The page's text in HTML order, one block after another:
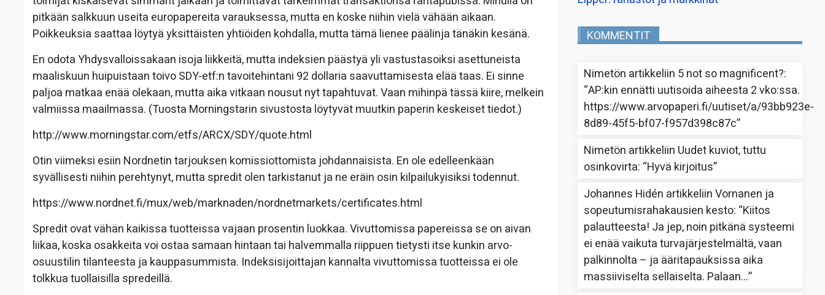
pitkään salkkuun useita europapereita varauksessa, mutta en koske niihin vielä vähään aikaan.
Poikkeuksia saattaa löytyä yksittäisten yhtiöiden kohdalla, mutta tämä lienee päälinja tänäkin kesänä.
En odota Yhdysvalloissakaan isoja liikkeitä, mutta indeksien päästyä yli vastustasoiksi asettuneista
maaliskuun huipuistaan toivo SDY-etf:n tavoitehintani 92 dollaria saavuttamisesta elää taas. Ei sinne
paljoa matkaa enää olekaan, mutta aika vitkaan nousut nyt tapahtuvat. Vaan mihinpä tässä kiire, melkein
valmiissa maailmassa. (Tuosta Morningstarin sivustosta löytyvät muutkin paperin keskeiset tiedot.)
http://www.morningstar.com/etfs/ARCX/SDY/quote.html
Otin viimeksi esiin Nordnetin tarjouksen komissiottomista johdannaisista. En ole edelleenkään
syvällisesti niihin perehtynyt, mutta spredit olen tarkistanut ja ne eräin osin kilpailukyisiksi todennut.
https://www.nordnet.fi/mux/web/marknaden/nordnetmarkets/certificates.html
Spredit ovat vähän kaikissa tuotteissa vajaan prosentin luokkaa. Vivuttomissa papereissa se on aivan
liikaa, koska osakkeita voi ostaa samaan hintaan tai halvemmalla riippuen tietysti itse kunkin arvo-
osuustilin tilanteesta ja kauppasummista. Indeksisijoittajan kannalta vivuttomissa tuotteissa ei ole
tolkkua tuollaisilla spredeillä.
KOMMENTIT
Nimetön artikkeliin 5 not so magnificent?:
“AP:kin ennätti uutisoida aiheesta 2 vko:ssa.
https://www.arvopaperi.fi/uutiset/a/93bb923e-
8d89-45f5-bf07-f957d398c87c”
Nimetön artikkeliin Uudet kuviot, tuttu
osinkovirta: “Hyvä kirjoitus”
Johannes Hidén artikkeliinVornanen ja
sopeutumisrahakausien kesto: “Kiitos
palautteesta! Ja jep, noin pitkänä systeemi
ei enää vaikuta turvajärjestelmältä, vaan
palkinnolta – ja ääritapauksissa aika
massiiviselta sellaiselta. Palaan…”